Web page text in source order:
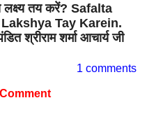
लक्ष्य तय करें? Safalta
Tay Karein.
श्रीराम शर्मा आचार्य जी
1 comments
Comment